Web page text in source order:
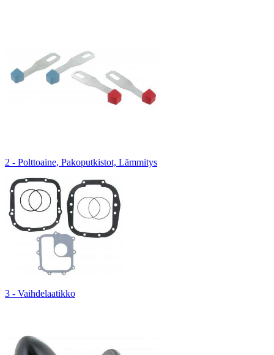
2 - Polttoaine, Pakoputkistot, Lämmitys
3 - Vaihdelaatikko